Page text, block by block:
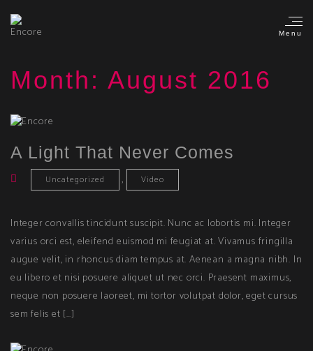
Menu
Month: August 2016
A Light That Never Comes
Uncategorized , Video
Integer convallis tincidunt suscipit. Nunc ac lobortis mi. Integer
varius orci est, eleifend euismod mi feugiat at. Vivamus fringilla
augue velit, in rhoncus diam tempus at. Aenean a magna nibh. In
eu libero et nisi posuere aliquet ut nec orci. Praesent maximus,
neque non posuere laoreet, mi tortor volutpat dolor, eget cursus
sem felis et […]